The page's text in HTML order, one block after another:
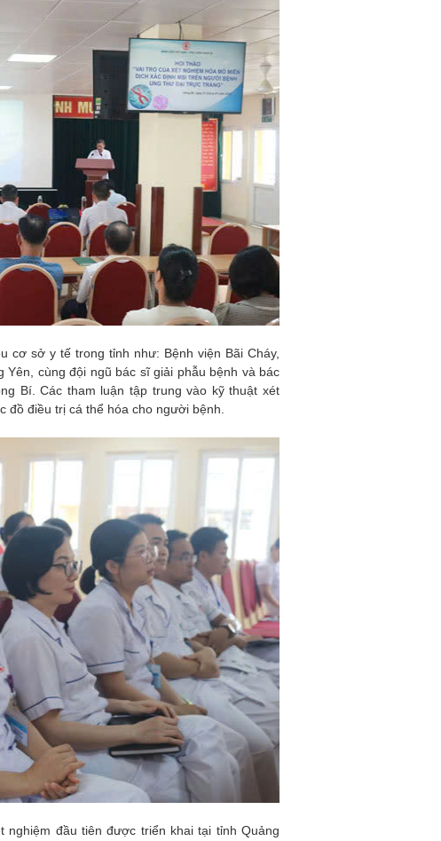
cơ sở y tế trong tỉnh như: Bệnh viện Bãi Cháy,
cùng đội ngũ bác sĩ giải phẫu bệnh và bác
Bí. Các tham luận tập trung vào kỹ thuật xét
đồ điều trị cá thể hóa cho người bệnh.
nghiệm đầu tiên được triển khai tại tỉnh Quảng